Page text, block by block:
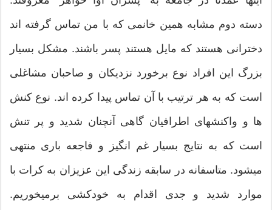
دسته دوم مشابه همین خانمی که با من تماس گرفته اند
دخترانی هستند که مایل هستند پسر باشند. مشکل بسیار
بزرگ این افراد نوع برخورد نزدیکان و صاحبان مشاغلی
است که به هر ترتیب با آن تماس پیدا کرده اند. نوع کنش
ها و واکنشهای اطرافیان گاهی آنچنان شدید و پر تنش
است که به نتایج بسیار غم انگیز و فاجعه باری منتهی
میشود. متاسفانه در سابقه زندگی این عزیزان به کرات با
موارد شدید و جدی اقدام به خودکشی برمیخوریم.